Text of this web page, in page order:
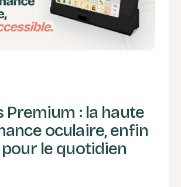
Premium : la haute
oculaire, enfin
le quotidien